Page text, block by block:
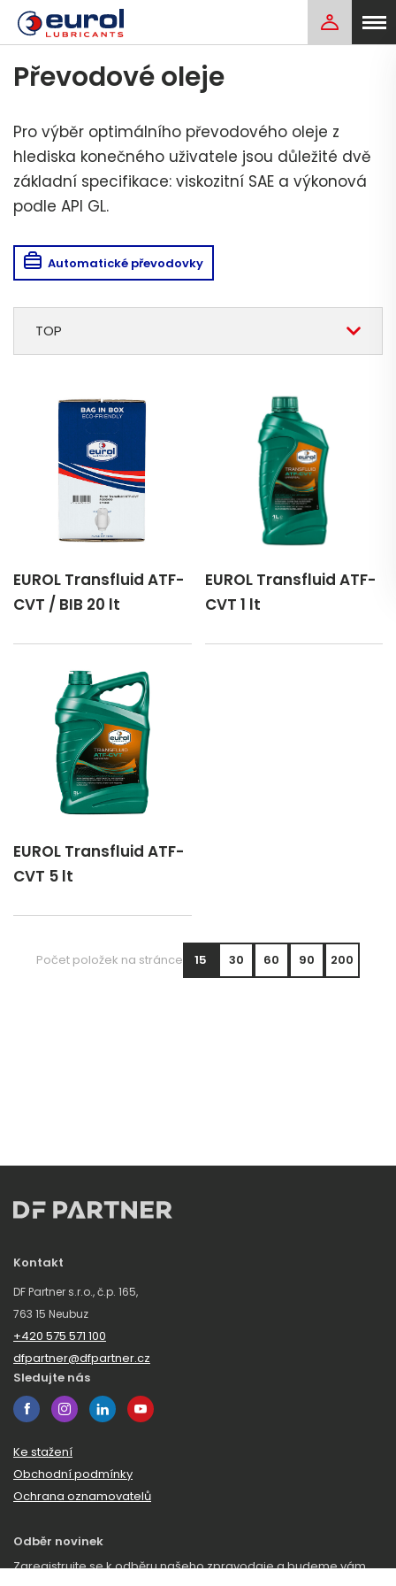
Převodové oleje
TOP
Pro výběr optimálního převodového oleje z
hlediska konečného uživatele jsou důležité dvě
základní specifikace: viskozitní SAE a výkonová
podle API GL.
Automatické převodovky
EUROL Transfluid ATF-
CVT / BIB 20 lt
EUROL Transfluid ATF-
CVT 1 lt
EUROL Transfluid ATF-
CVT 5 lt
Počet položek na stránce 15 30 60 90 200
Kontakt
DF Partner s.r.o., č.p. 165,
763 15 Neubuz
+420 575 571 100
dfpartner@dfpartner.cz
Sledujte nás
Ke stažení
Obchodní podmínky
Ochrana oznamovatelů
Odběr novinek
Zaregistrujte se k odběru našeho zpravodaje a budeme vám